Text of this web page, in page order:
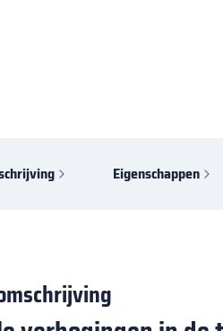
Eigenschappen